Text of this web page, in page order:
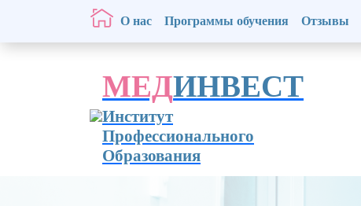
О нас Программы обучения Отзывы
МЕДИНВЕСТ
Институт
Профессионального
Образования